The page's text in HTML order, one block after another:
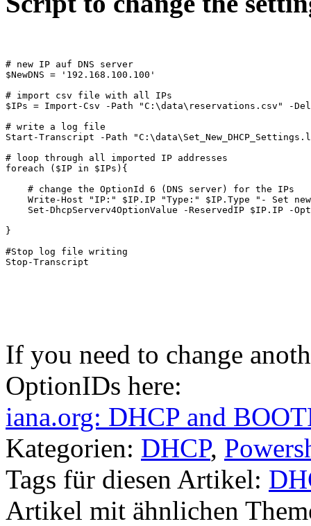
# new IP auf DNS server
$NewDNS = '192.168.100.100'
# import csv file with all IPs
$IPs = Import-Csv -Path "C:\data\reservations.csv" -
# write a log file
Start-Transcript -Path
# loop through all imported IP addresses
foreach ($IP in $IPs){
    # change the OptionId 6 (DNS server) for the IPs
Write-Host "IP:" $IP.IP "Type:" $IP.Type "- Set
Set-DhcpServerv4OptionValue -ReservedIP $IP.IP -
}
#Stop log file writing
Stop-Transcript
If you need to change
OptionIDs here:
iana.org: DHCP and
Kategorien: DHCP,
Tags für diesen Artikel:
Artikel mit ähnlichen